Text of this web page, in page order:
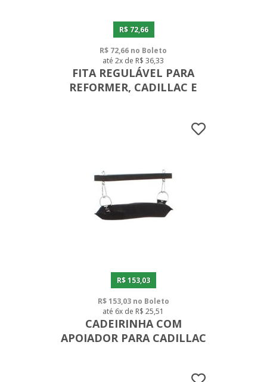
R$ 72,66
R$ 72,66 no Boleto
até 2x de R$ 36,33
FITA REGULÁVEL PARA
REFORMER, CADILLAC E
R$ 153,03
R$ 153,03 no Boleto
até 6x de R$ 25,51
CADEIRINHA COM
APOIADOR PARA CADILLAC